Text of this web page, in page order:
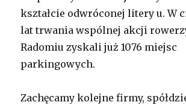
kształcie odwróconej litery u. W
lat trwania wspólnej akcji
Radomiu zyskali już 1076 miejsc
parkingowych.
Zachęcamy kolejne firmy,